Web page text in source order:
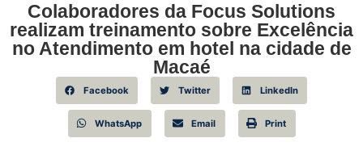
Colaboradores da Focus Solutions
realizam treinamento sobre Excelência
no Atendimento em hotel na cidade de
Macaé
Facebook Twitter LinkedIn
WhatsApp Email Print